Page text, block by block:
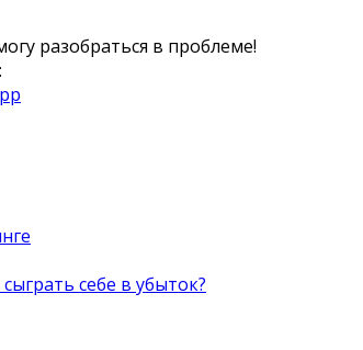
разобраться в проблеме!
себе в убыток?